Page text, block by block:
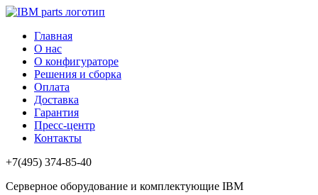
Главная
О нас
О конфигураторе
Решения и сборка
Оплата
Доставка
Гарантия
Пресс-центр
Контакты
+7(495) 374-85-40
Серверное оборудование и комплектующие IBM